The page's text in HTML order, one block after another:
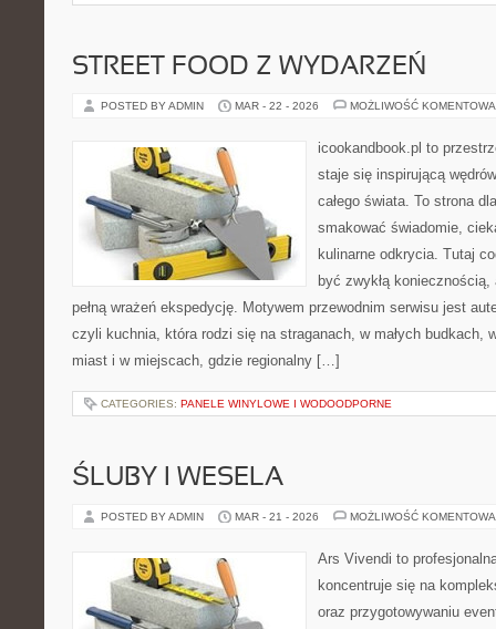
STREET FOOD Z WYDARZEŃ
POSTED BY ADMIN MAR - 22 - 2026 MOŻLIWOŚĆ
icookandbook.pl to
staje się inspirującą
całego świata. To strona
smakować świadomie,
kulinarne odkrycia. Tutaj
być zwykłą
pełną wrażeń ekspedycję. Motywem przewodnim serwisu jest
czyli kuchnia, która rodzi się na straganach, w małych budkach,
miast i w miejscach, gdzie regionalny […]
CATEGORIES: PANELE WINYLOWE I WODOODPORNE
ŚLUBY I WESELA
POSTED BY ADMIN MAR - 21 - 2026 MOŻLIWOŚĆ
Ars Vivendi to
koncentruje się na
oraz przygotowywaniu